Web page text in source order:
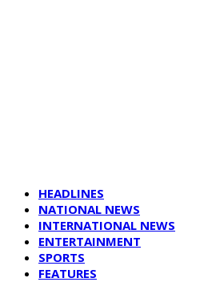
HEADLINES
NATIONAL NEWS
INTERNATIONAL NEWS
ENTERTAINMENT
SPORTS
FEATURES